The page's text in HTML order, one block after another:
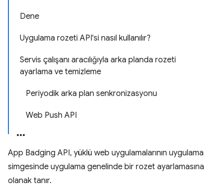
Dene
Uygulama rozeti API'si nasıl kullanılır?
Servis çalışanı aracılığıyla arka planda rozeti
ayarlama ve temizleme
Periyodik arka plan senkronizasyonu
Web Push API
App Badging API, yüklü web uygulamalarının uygulama
simgesinde uygulama genelinde bir rozet ayarlamasına
olanak tanır.